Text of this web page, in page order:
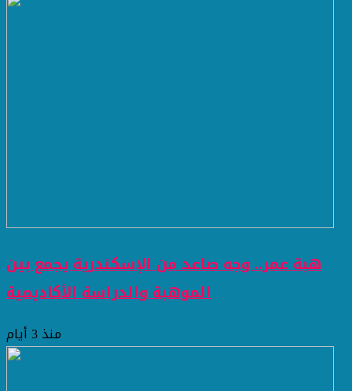
هبة عمر.. وجه صاعد من الإسكندرية يجمع بين
الموهبة والدراسة الأكاديمية
منذ 3 أيام